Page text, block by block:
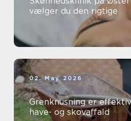
vælger du den rigtige
02. May 2026
Grenknusning er
have- og skovaffald